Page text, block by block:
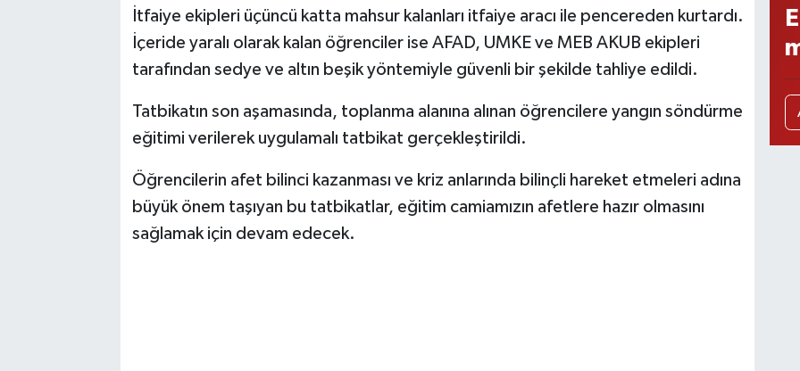
İtfaiye ekipleri üçüncü katta mahsur kalanları itfaiye aracı ile pencereden kurtardı.
İçeride yaralı olarak kalan öğrenciler ise AFAD, UMKE ve MEB AKUB ekipleri
tarafından sedye ve altın beşik yöntemiyle güvenli bir şekilde tahliye edildi.
Tatbikatın son aşamasında, toplanma alanına alınan öğrencilere yangın söndürme
eğitimi verilerek uygulamalı tatbikat gerçekleştirildi.
Öğrencilerin afet bilinci kazanması ve kriz anlarında bilinçli hareket etmeleri adına
büyük önem taşıyan bu tatbikatlar, eğitim camiamızın afetlere hazır olmasını
sağlamak için devam edecek.